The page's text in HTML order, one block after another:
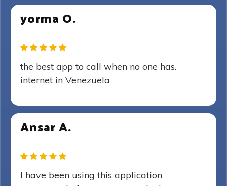
yorma O.
the best app to call when no one has.
internet in Venezuela
Ansar A.
I have been using this application